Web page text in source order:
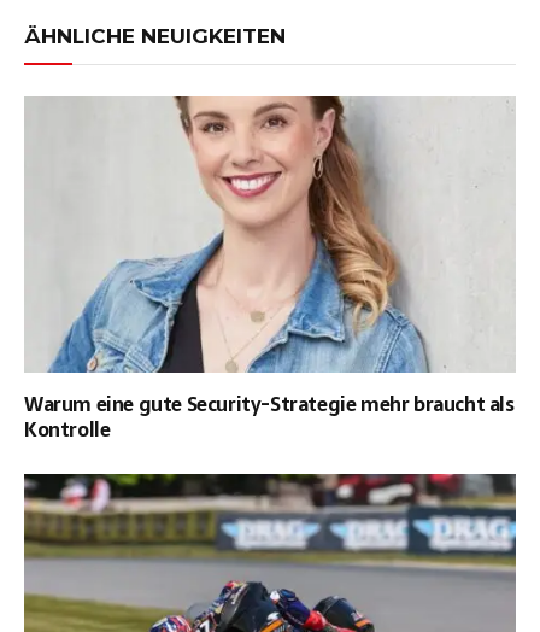
ÄHNLICHE NEUIGKEITEN
Warum eine gute Security-Strategie mehr braucht als
Kontrolle